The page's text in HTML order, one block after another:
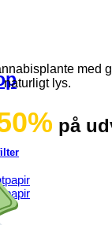
på